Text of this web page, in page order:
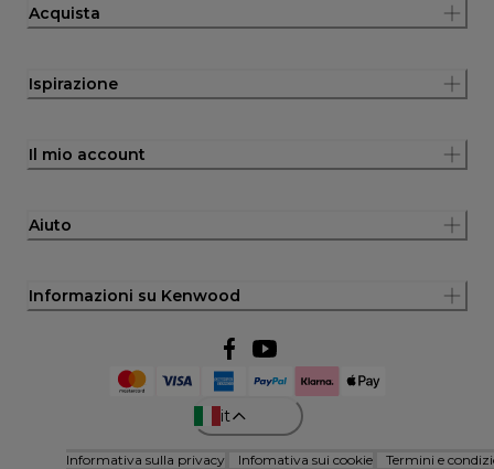
Acquista
Ispirazione
Il mio account
Aiuto
Informazioni su Kenwood
it
Informativa sulla privacy Infomativa sui cookie Termini e